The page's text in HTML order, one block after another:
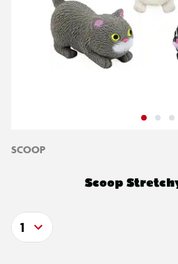
SCOOP
Scoop
1